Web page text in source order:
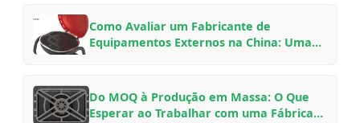
Como Avaliar um Fabricante de
Equipamentos Externos na China: Uma
Do MOQ à Produção em Massa: O Que
Esperar ao Trabalhar com uma Fábrica